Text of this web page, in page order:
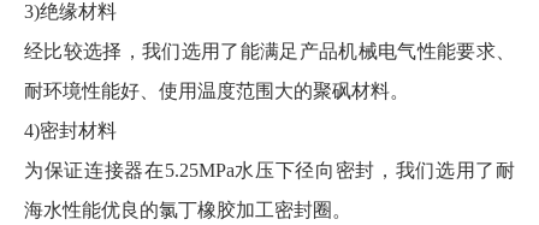
3)绝缘材料
经比较选择，我们选用了能满足产品机械电气性能要求、
耐环境性能好、使用温度范围大的聚砜材料。
4)密封材料
为保证连接器在5.25MPa水压下径向密封，我们选用了耐
海水性能优良的氯丁橡胶加工密封圈。